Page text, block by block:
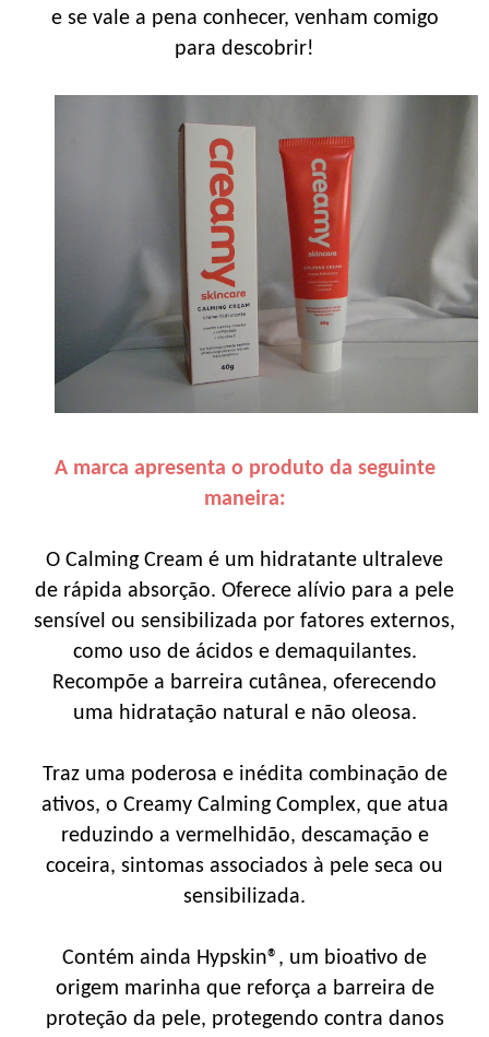
e se vale a pena conhecer, venham comigo
para descobrir!
A marca apresenta o produto da seguinte
maneira:
O Calming Cream é um hidratante ultraleve
de rápida absorção. Oferece alívio para a pele
sensível ou sensibilizada por fatores externos,
como uso de ácidos e demaquilantes.
Recompõe a barreira cutânea, oferecendo
uma hidratação natural e não oleosa.
Traz uma poderosa e inédita combinação de
ativos, o Creamy Calming Complex, que atua
reduzindo a vermelhidão, descamação e
coceira, sintomas associados à pele seca ou
sensibilizada.
Contém ainda Hypskin®, um bioativo de
origem marinha que reforça a barreira de
proteção da pele, protegendo contra danos